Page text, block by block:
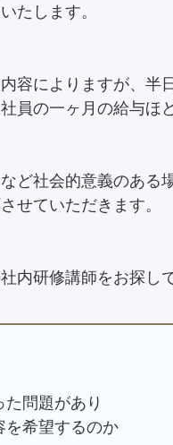
たします。
容によりますが、半
員の一ヶ月の給与ほ
ど社会的意義のある
せていただきます。
内研修講師をお探し
た問題があり
を希望するのか